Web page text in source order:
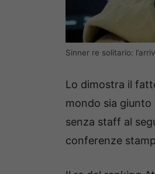
Sinner re solitario:
Lo dimostra il
mondo sia giunto
senza staff al
conferenze